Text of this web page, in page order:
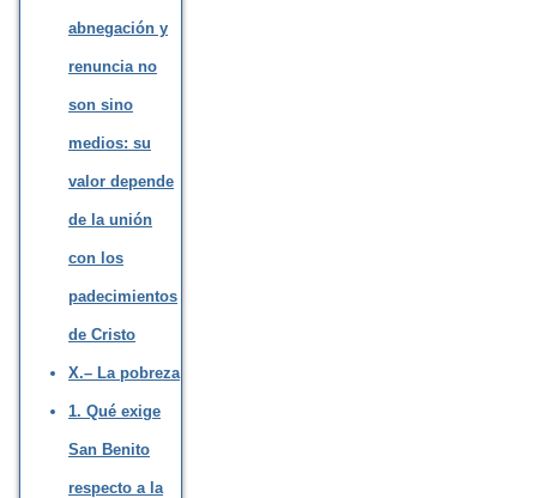
abnegación y
renuncia no
son sino
medios: su
valor depende
de la unión
con los
padecimientos
de Cristo
X.– La pobreza
1. Qué exige
San Benito
respecto a la